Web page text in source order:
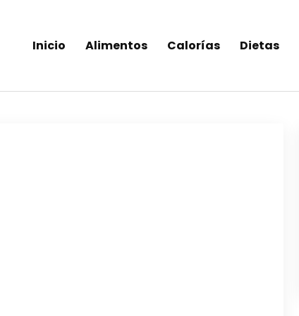
Inicio Alimentos Calorías Dietas